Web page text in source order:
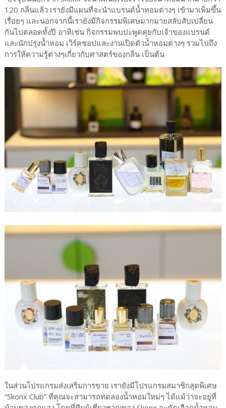
120 กลิ่นแล้ว เรายังมีแผนที่จะนำแบรนด์น้ำหอมต่างๆ เข้ามาเพิ่มขึ้น
เรื่อยๆ และนอกจากนี้เรายังมีกิจกรรมพิเศษมากมายสลับสับเปลี่ยน
กันไปตลอดทั้งปี อาทิเช่น กิจกรรมพบปะพูดคุยกับเจ้าของแบรนด์
และนักปรุงน้ำหอม เวิร์คชอปและงานเปิดตัวน้ำหอมต่างๆ รวมไปถึง
การให้ความรู้ต่างๆเกี่ยวกับศาสตร์ของกลิ่น เป็นต้น
ในส่วนโปรแกรมส่งเสริมการขาย เรายังมีโปรแกรมสมาชิกสุดพิเศษ
“Skonx Club” ที่คุณจะสามารถทดลองน้ำหอมใหม่ๆ ได้แม้ว่าจะอยู่ที่